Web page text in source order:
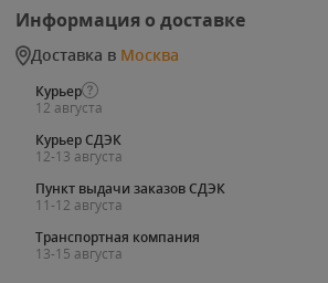
Информация о доставке
Доставка в Москва
Курьер
12 августа
Курьер СДЭК
12-13 августа
Пункт выдачи заказов СДЭК
11-12 августа
Транспортная компания
13-15 августа